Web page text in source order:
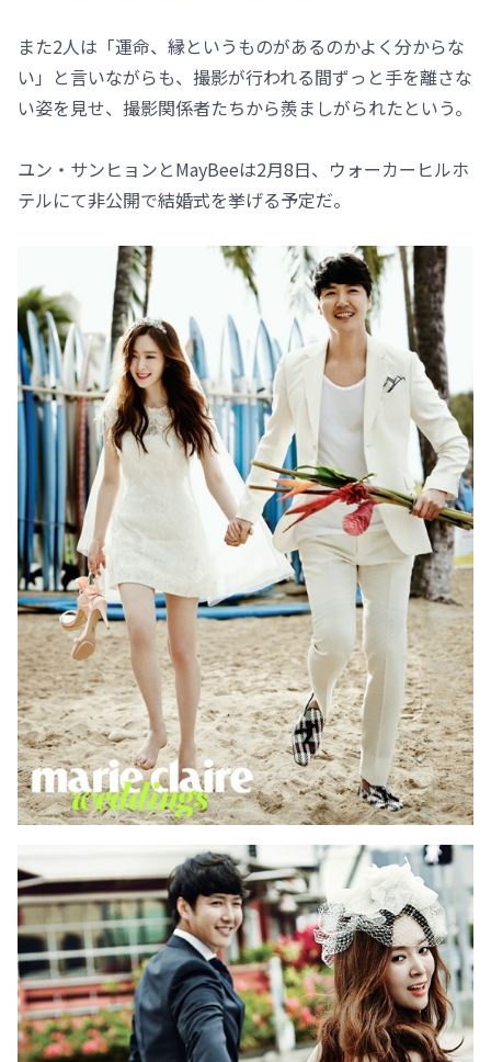
また2人は「運命、縁というものがあるのかよく分からな
い」と言いながらも、撮影が行われる間ずっと手を離さな
い姿を見せ、撮影関係者たちから羨ましがられたという。
ユン・サンヒョンとMayBeeは2月8日、ウォーカーヒルホ
テルにて非公開で結婚式を挙げる予定だ。